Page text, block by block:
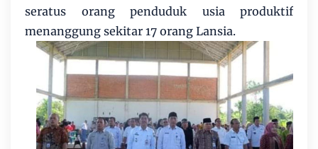
seratus orang penduduk usia produktif
menanggung sekitar 17 orang Lansia.